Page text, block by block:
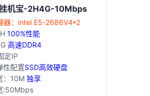
机宝-2H4G-10Mbps
器：intel E5-2686V4*2
100%性能
高速DDR4
定IP
性配置SSD高效硬盘
：10M独享
:50Mbps